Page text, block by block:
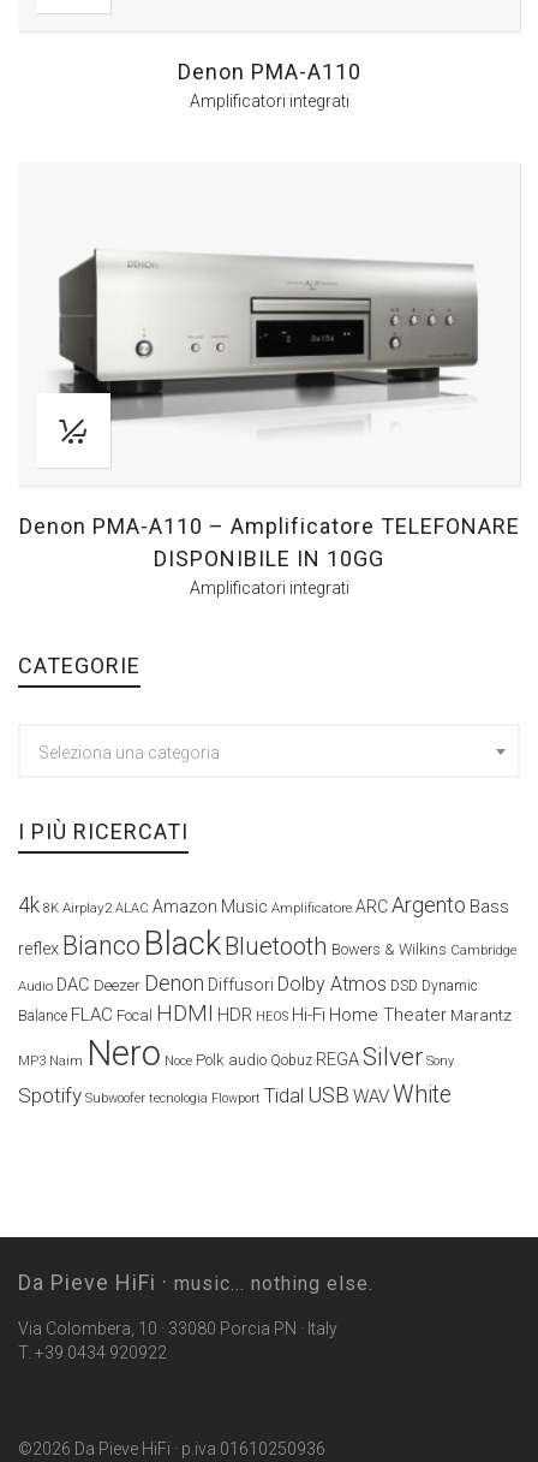
Denon PMA-A110
Amplificatori integrati
Denon PMA-A110 – Amplificatore TELEFONARE
DISPONIBILE IN 10GG
Amplificatori integrati
CATEGORIE
Seleziona una categoria
I PIÙ RICERCATI
4k 8K Airplay2 ALAC Amazon Music Amplificatore ARCArgento Bass
reflex Bianco BlackBluetooth Bowers & Wilkins Cambridge
Audio DAC Deezer Denon Diffusori Dolby Atmos DSD Dynamic
Balance FLAC Focal HDMI HDR HEOS Hi-Fi Home Theater Marantz
MP3 Naim Nero Noce Polk audio Qobuz REGASilver Sony
Spotify Subwoofer tecnologia Flowport Tidal USB WAVWhite
Da Pieve HiFi · music... nothing else.
Via Colombera, 10 · 33080 Porcia PN · Italy
T. +39 0434 920922
©2026 Da Pieve HiFi · p.iva 01610250936